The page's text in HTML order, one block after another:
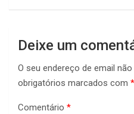
Deixe um
O seu endereço de email
obrigatórios marcados com *
Comentário *